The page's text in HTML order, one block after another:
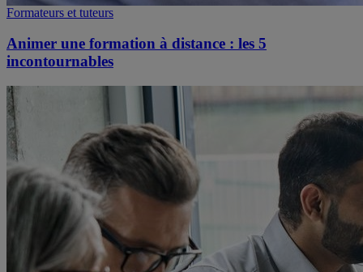
Formateurs et tuteurs
Animer une formation à distance : les 5
incontournables